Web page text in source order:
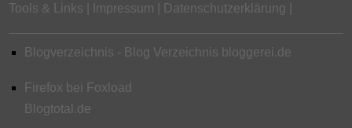
Tools & Links
Impressum Datenschutzerklärung
Blogverzeichnis - Blog Verzeichnis bloggerei.de
Firefox bei Foxload
Blogtotal.de